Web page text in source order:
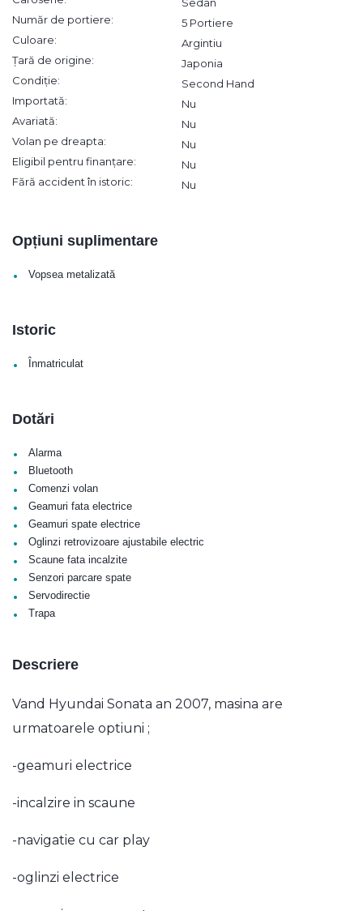
Număr de portiere:
5 Portiere
Culoare:
Argintiu
Țară de origine:
Japonia
Condiție:
Second Hand
Importată:
Nu
Avariată:
Nu
Volan pe dreapta:
Nu
Eligibil pentru finanțare:
Nu
Fără accident în istoric:
Nu
Opțiuni suplimentare
• Vopsea metalizată
Istoric
• Înmatriculat
Dotări
• Alarma
• Bluetooth
• Comenzi volan
• Geamuri fata electrice
• Geamuri spate electrice
• Oglinzi retrovizoare ajustabile electric
• Scaune fata incalzite
• Senzori parcare spate
• Servodirectie
• Trapa
Descriere
Vand Hyundai Sonata an 2007, masina are
urmatoarele optiuni ;
-geamuri electrice
-incalzire in scaune
-navigatie cu car play
-oglinzi electrice